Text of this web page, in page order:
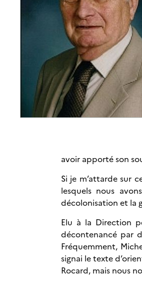
avoir apporté son
Si je m’attarde sur
lesquels nous
décolonisation et la
Elu à la Direction
décontenancé par
Fréquemment,
signai le texte
Rocard, mais nous